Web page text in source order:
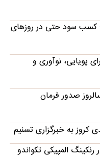
کسب سود حتی در روزهای
پویایی، نوآوری و
صدور فرمان
کروز به خبرگزاری تسنیم
المپیکی تکواندو